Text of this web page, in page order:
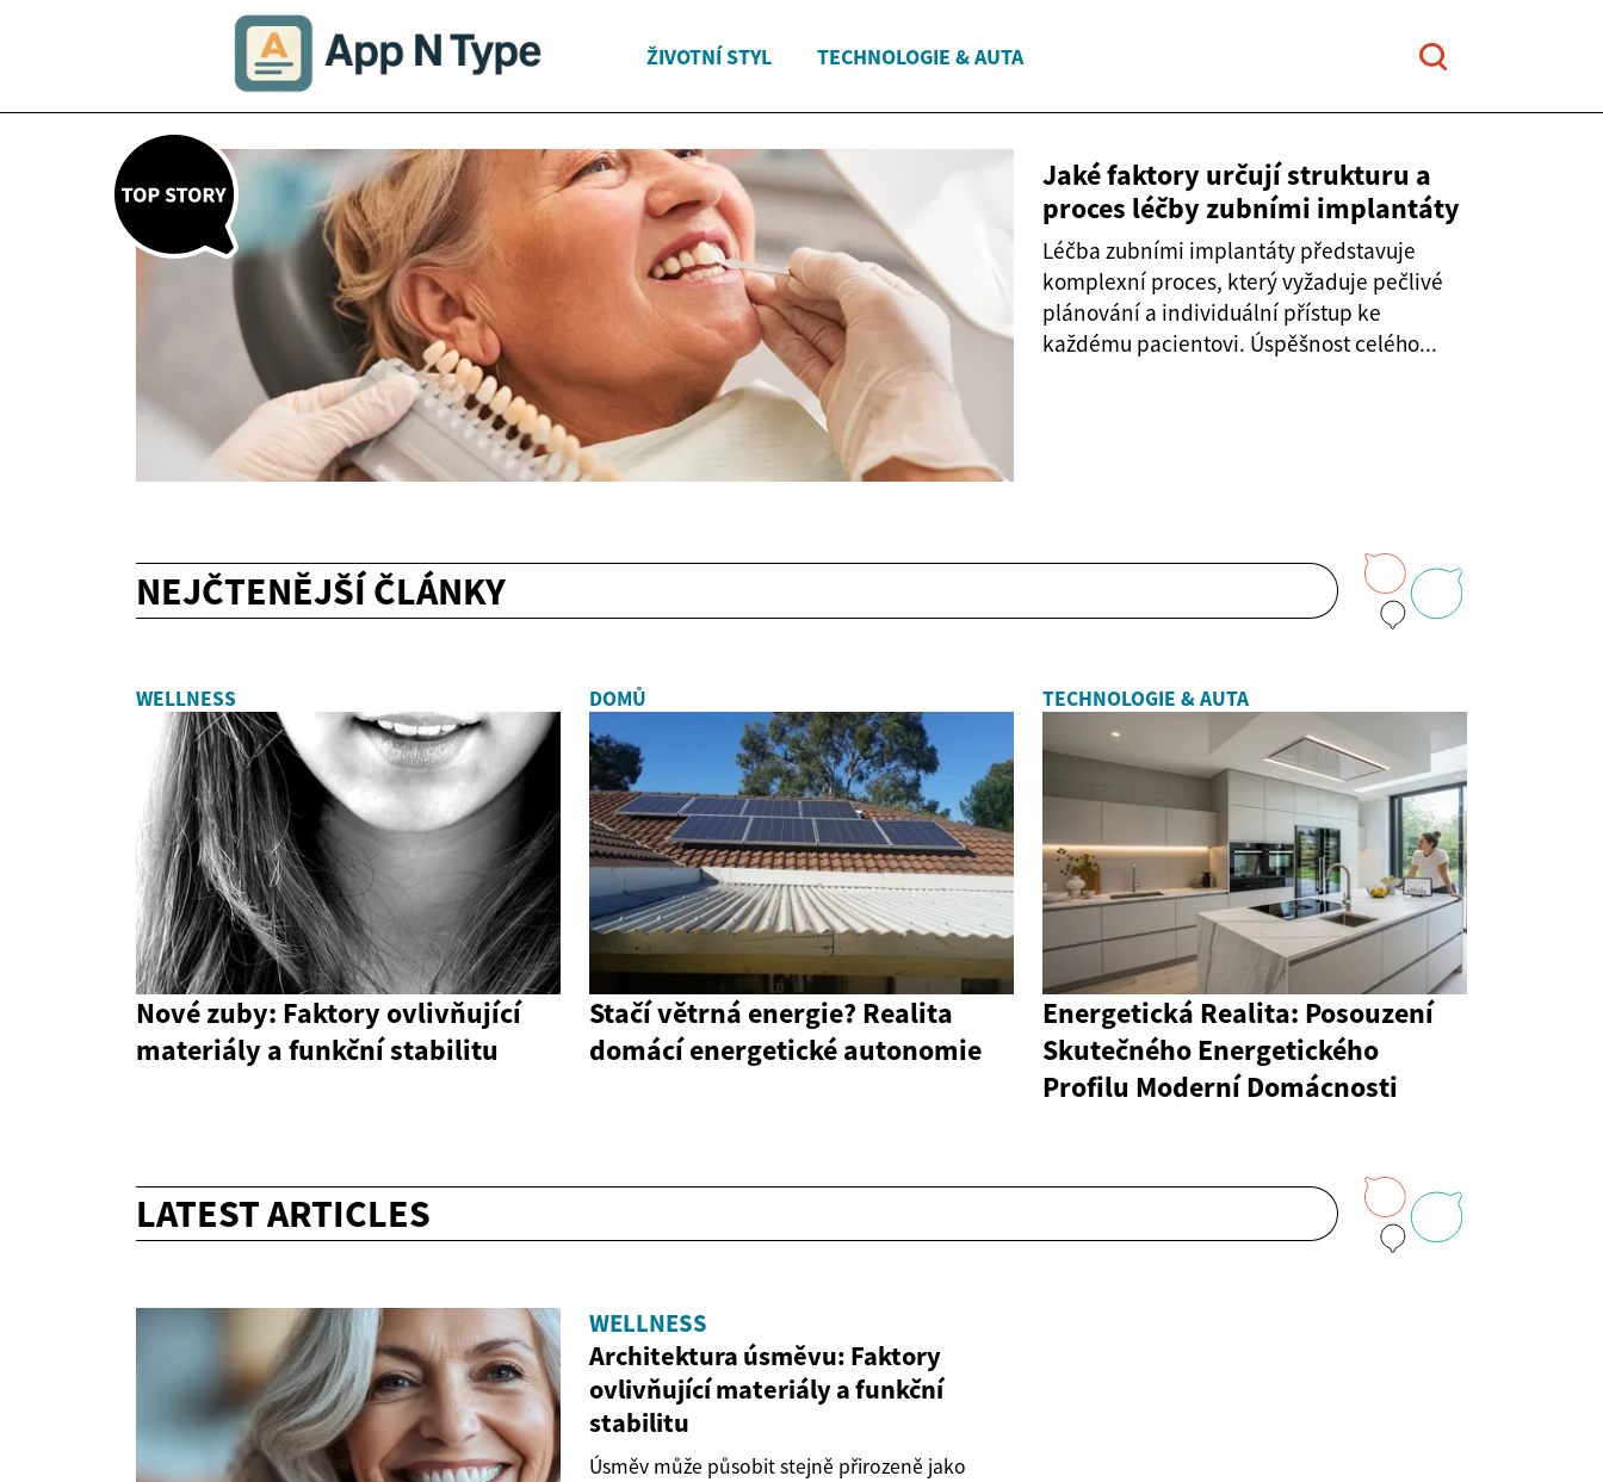
ŽIVOTNÍ STYL TECHNOLOGIE & AUTA
Jaké faktory určují strukturu a
proces léčby zubními implantáty
Léčba zubními implantáty představuje
komplexní proces, který vyžaduje pečlivé
plánování a individuální přístup ke
každému pacientovi. Úspěšnost celého...
NEJČTENĚJŠÍ ČLÁNKY
WELLNESS
Nové zuby: Faktory ovlivňující
materiály a funkční stabilitu
DOMŮ
Stačí větrná energie? Realita
domácí energetické autonomie
TECHNOLOGIE & AUTA
Energetická Realita: Posouzení
Skutečného Energetického
Profilu Moderní Domácnosti
LATEST ARTICLES
WELLNESS
Architektura úsměvu: Faktory
ovlivňující materiály a funkční
stabilitu
Úsměv může působit stejně přirozeně jako